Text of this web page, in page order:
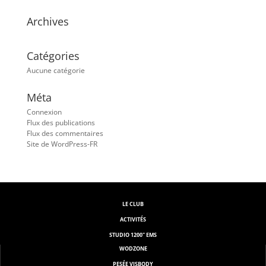
Archives
Catégories
Aucune catégorie
Méta
Connexion
Flux des publications
Flux des commentaires
Site de WordPress-FR
LE CLUB
ACTIVITÉS
STUDIO 1200" EMS
WODZONE
PESÉE VISBODY